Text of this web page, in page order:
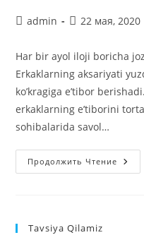
Автор
admin
Запись
22 мая, 2020
Har bir ayol iloji boricha
Erkaklarning aksariyati
ko’kragiga e’tibor
erkaklarning e’tiborini
sohibalarida savol…
Продолжить Чтение
Tavsiya Qilamiz